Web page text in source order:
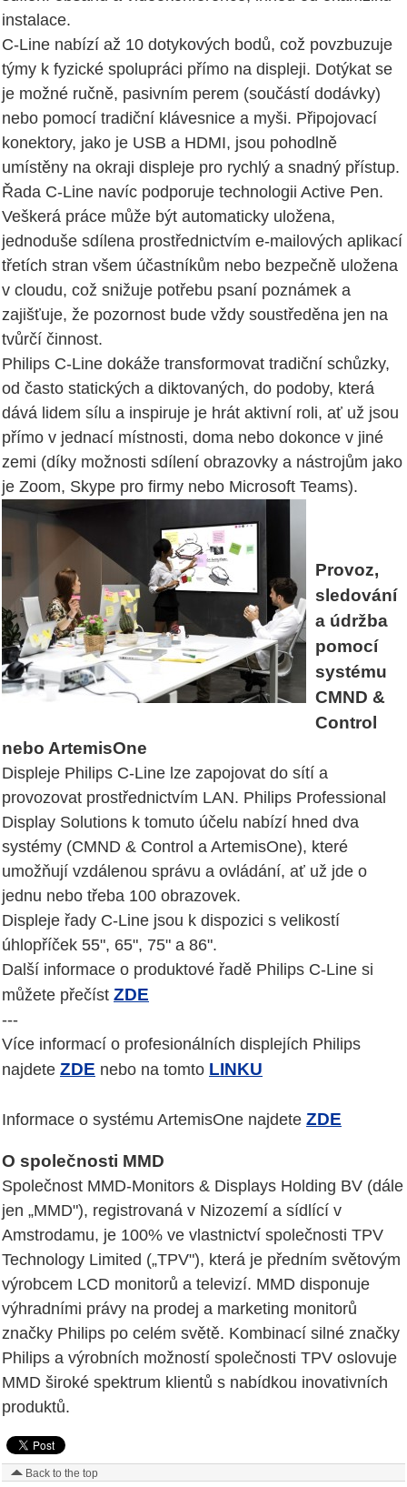
instalace.
C-Line nabízí až 10 dotykových bodů, což povzbuzuje
týmy k fyzické spolupráci přímo na displeji. Dotýkat se
je možné ručně, pasivním perem (součástí dodávky)
nebo pomocí tradiční klávesnice a myši. Připojovací
konektory, jako je USB a HDMI, jsou pohodlně
umístěny na okraji displeje pro rychlý a snadný přístup.
Řada C-Line navíc podporuje technologii Active Pen.
Veškerá práce může být automaticky uložena,
jednoduše sdílena prostřednictvím e-mailových aplikací
třetích stran všem účastníkům nebo bezpečně uložena
v cloudu, což snižuje potřebu psaní poznámek a
zajišťuje, že pozornost bude vždy soustředěna jen na
tvůrčí činnost.
Philips C-Line dokáže transformovat tradiční schůzky,
od často statických a diktovaných, do podoby, která
dává lidem sílu a inspiruje je hrát aktivní roli, ať už jsou
přímo v jednací místnosti, doma nebo dokonce v jiné
zemi (díky možnosti sdílení obrazovky a nástrojům jako
je Zoom, Skype pro firmy nebo Microsoft Teams).
Provoz,
sledování
a údržba
pomocí
systému
CMND &
Control
nebo ArtemisOne
Displeje Philips C-Line lze zapojovat do sítí a
provozovat prostřednictvím LAN. Philips Professional
Display Solutions k tomuto účelu nabízí hned dva
systémy (CMND & Control a ArtemisOne), které
umožňují vzdálenou správu a ovládání, ať už jde o
jednu nebo třeba 100 obrazovek.
Displeje řady C-Line jsou k dispozici s velikostí
úhlopříček 55", 65", 75" a 86".
Další informace o produktové řadě Philips C-Line si
můžete přečíst ZDE
---
Více informací o profesionálních displejích Philips
najdete ZDE nebo na tomto LINKU
Informace o systému ArtemisOne najdete ZDE
O společnosti MMD
Společnost MMD-Monitors & Displays Holding BV (dále
jen „MMD"), registrovaná v Nizozemí a sídlící v
Amstrodamu, je 100% ve vlastnictví společnosti TPV
Technology Limited („TPV"), která je předním světovým
výrobcem LCD monitorů a televizí. MMD disponuje
výhradními právy na prodej a marketing monitorů
značky Philips po celém světě. Kombinací silné značky
Philips a výrobních možností společnosti TPV oslovuje
MMD široké spektrum klientů s nabídkou inovativních
produktů.
Back to the top